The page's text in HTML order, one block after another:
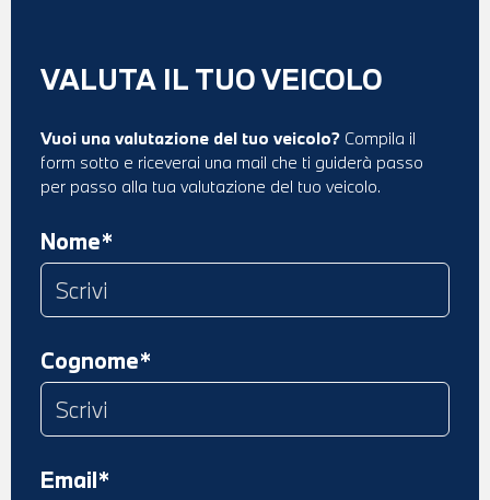
VALUTA IL TUO VEICOLO
Vuoi una valutazione del tuo veicolo? Compila il
form sotto e riceverai una mail che ti guiderà passo
per passo alla tua valutazione del tuo veicolo.
Nome*
Cognome*
Email*